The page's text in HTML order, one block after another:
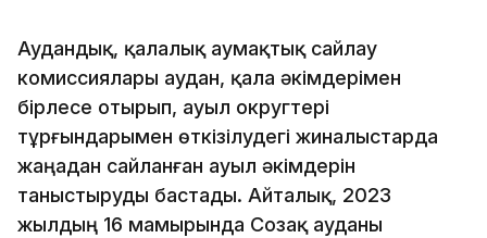
Аудандық, қалалық аумақтық сайлау
комиссиялары аудан, қала әкімдерімен
бірлесе отырып, ауыл округтері
тұрғындарымен өткізілудегі жиналыстарда
жаңадан сайланған ауыл әкімдерін
таныстыруды бастады. Айталық, 2023
жылдың 16 мамырында Созақ ауданы